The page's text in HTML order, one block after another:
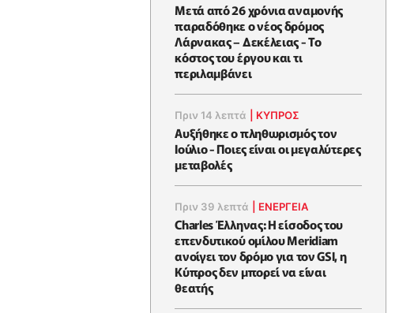
Μετά από 26 χρόνια αναμονής
παραδόθηκε ο νέος δρόμος
Λάρνακας – Δεκέλειας - Το
κόστος του έργου και τι
περιλαμβάνει
Πριν 14 λεπτά ΚΥΠΡΟΣ
Aυξήθηκε o πληθωρισμός τον
Ιούλιο - Ποιες είναι οι μεγαλύτερες
μεταβολές
Πριν 39 λεπτά ΕΝΈΡΓΕΙΑ
Charles Έλληνας: Η είσοδος του
επενδυτικού ομίλου Meridiam
ανοίγει τον δρόμο για τον GSI, η
Κύπρος δεν μπορεί να είναι
θεατής